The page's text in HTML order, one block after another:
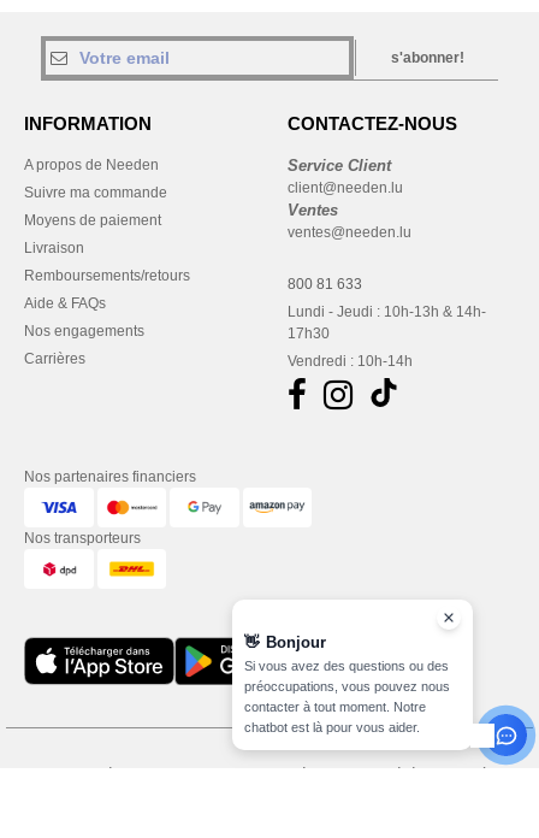
s'abonner!
INFORMATION
A propos de Needen
Suivre ma commande
Moyens de paiement
Livraison
Remboursements/retours
Aide & FAQs
Nos engagements
Carrières
CONTACTEZ-NOUS
Service Client
client@needen.lu
Ventes
ventes@needen.lu
800 81 633
Lundi - Jeudi : 10h-13h & 14h-
17h30
Vendredi : 10h-14h
Nos partenaires financiers
Nos transporteurs
Mentions Légales Politique de Confidentialité
Conditions Générales d’Accès et
👋 Bonjour
Si vous avez des questions ou des
préoccupations, vous pouvez nous
contacter à tout moment. Notre
chatbot est là pour vous aider.